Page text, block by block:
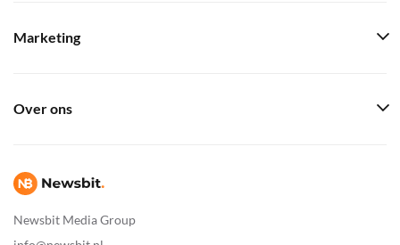
Newsbit Media Group
Marketing
Over ons